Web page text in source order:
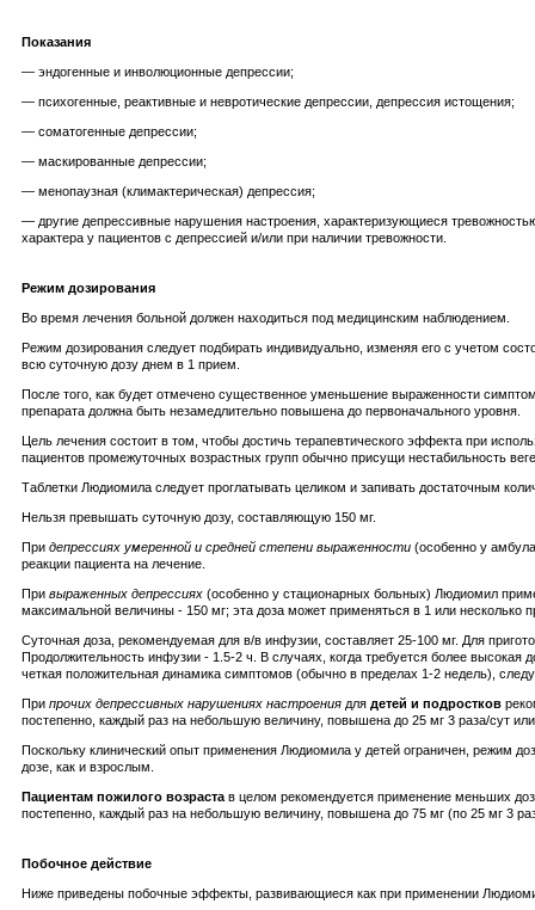
Показания
— эндогенные и инволюционные депрессии;
— психогенные, реактивные и невротические депрессии, депрессия истощения;
— соматогенные депрессии;
— маскированные депрессии;
— менопаузная (климактерическая) депрессия;
— другие депрессивные нарушения настроения, характеризующиеся
характера у пациентов с депрессией и/или при наличии тревожности.
Режим дозирования
Во время лечения больной должен находиться под медицинским наблюдением.
Режим дозирования следует подбирать индивидуально, изменяя его с учетом
всю суточную дозу днем в 1 прием.
После того, как будет отмечено существенное уменьшение выраженности
препарата должна быть незамедлительно повышена до первоначального уровня.
Цель лечения состоит в том, чтобы достичь терапевтического эффекта при
пациентов промежуточных возрастных групп обычно присущи нестабильность
Таблетки Людиомила следует проглатывать целиком и запивать достаточным
Нельзя превышать суточную дозу, составляющую 150 мг.
При депрессиях умеренной и средней степени выраженности (особенно у
реакции пациента на лечение.
При выраженных депрессиях (особенно у стационарных больных) Людиомил
максимальной величины - 150 мг; эта доза может применяться в 1 или несколько
Суточная доза, рекомендуемая для в/в инфузии, составляет 25-100 мг. Для
Продолжительность инфузии - 1.5-2 ч. В случаях, когда требуется более
четкая положительная динамика симптомов (обычно в пределах 1-2 недель),
При прочих депрессивных нарушениях настроения для детей и подростков
постепенно, каждый раз на небольшую величину, повышена до 25 мг 3 раза/сут
Поскольку клинический опыт применения Людиомила у детей ограничен, режим
дозе, как и взрослым.
Пациентам пожилого возраста в целом рекомендуется применение меньших
постепенно, каждый раз на небольшую величину, повышена до 75 мг (по 25 мг 3
Побочное действие
Ниже приведены побочные эффекты, развивающиеся как при применении